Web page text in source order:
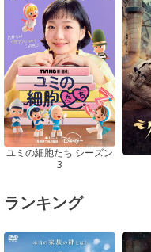
ユミの細胞たち シーズン
3
ランキング